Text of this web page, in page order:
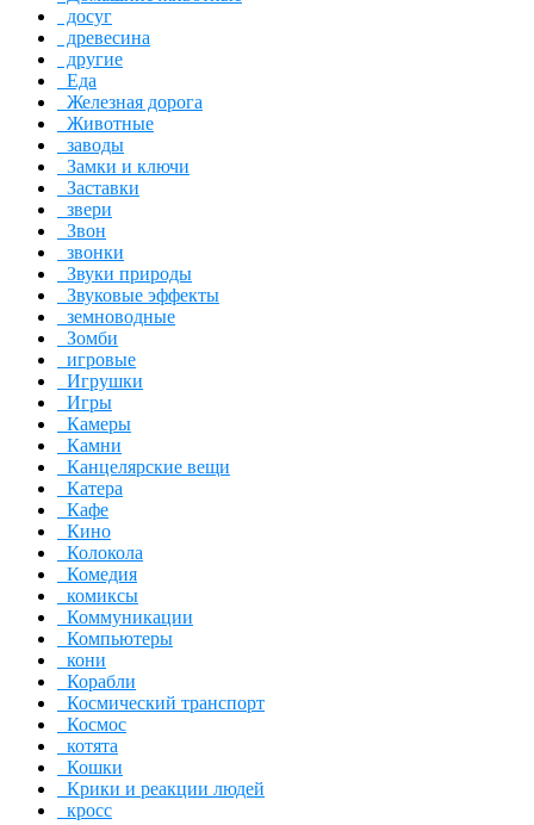
досуг
древесина
другие
Еда
Железная дорога
Животные
заводы
Замки и ключи
Заставки
звери
Звон
звонки
Звуки природы
Звуковые эффекты
земноводные
Зомби
игровые
Игрушки
Игры
Камеры
Камни
Канцелярские вещи
Катера
Кафе
Кино
Колокола
Комедия
комиксы
Коммуникации
Компьютеры
кони
Корабли
Космический транспорт
Космос
котята
Кошки
Крики и реакции людей
кросс